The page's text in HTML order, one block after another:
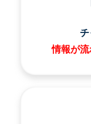
情報が流